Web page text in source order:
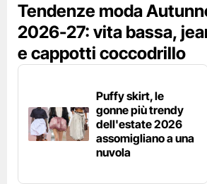
Tendenze moda
2026-27: vita bassa,
e cappotti coccodrillo
Puffy skirt, le
gonne più trendy
dell'estate 2026
assomigliano a una
nuvola